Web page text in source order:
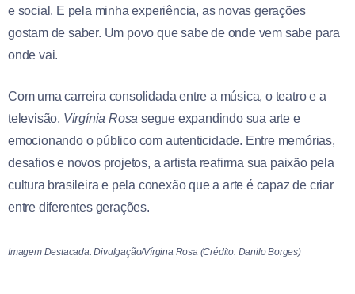
e social. E pela minha experiência, as novas gerações
gostam de saber. Um povo que sabe de onde vem sabe para
onde vai.
Com uma carreira consolidada entre a música, o teatro e a
televisão, Virgínia Rosa segue expandindo sua arte e
emocionando o público com autenticidade. Entre memórias,
desafios e novos projetos, a artista reafirma sua paixão pela
cultura brasileira e pela conexão que a arte é capaz de criar
entre diferentes gerações.
Imagem Destacada: Divulgação/Vírgina Rosa (Crédito: Danilo Borges)